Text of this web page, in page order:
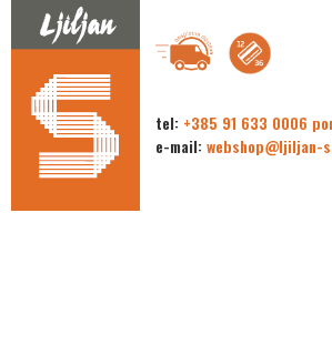
tel: +385 91 633 0006
e-mail: webshop@ljiljan-